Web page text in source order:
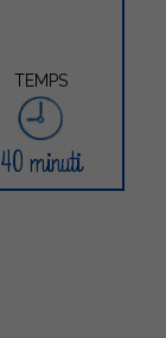
TEMPS
40 minuti